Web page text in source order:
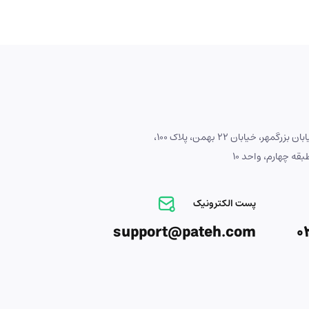
آدرس : اصفهان، خیابان بزرگمهر، خیابان 22 بهمن، پلاک 100،
چهارم، واحد 10
پست الکترونیک
support@pateh.com